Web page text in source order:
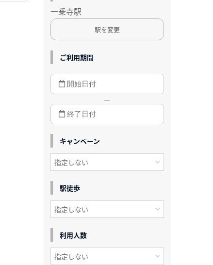
一乗寺駅
駅を変更
ご利用期間
—
キャンペーン
駅徒歩
利用人数